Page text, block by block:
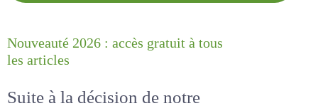
Nouveauté 2026 : accès gratuit à